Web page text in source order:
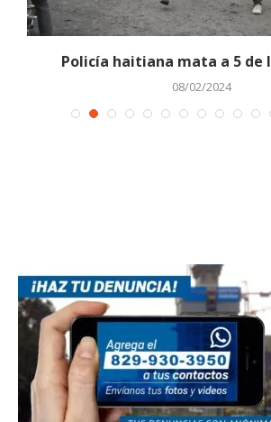
Policía haitiana mata a 5 de
08/02/2024